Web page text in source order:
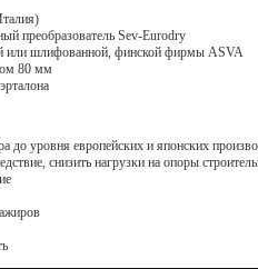
преобразователь Sev-Eurodry
или шлифованной, финской фирмы ASVA
80 мм
до уровня европейских и японских
снизить нагрузки на опоры